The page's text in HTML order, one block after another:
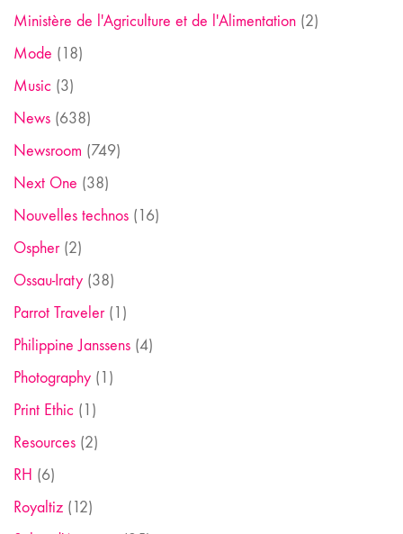
Ministère de l'Agriculture et de l'Alimentation (2)
Mode (18)
Music (3)
News (638)
Newsroom (749)
Next One (38)
Nouvelles technos (16)
Ospher(2)
Ossau-Iraty (38)
Parrot Traveler(1)
Philippine Janssens (4)
Photography (1)
Print Ethic (1)
Resources (2)
RH (6)
Royaltiz (12)